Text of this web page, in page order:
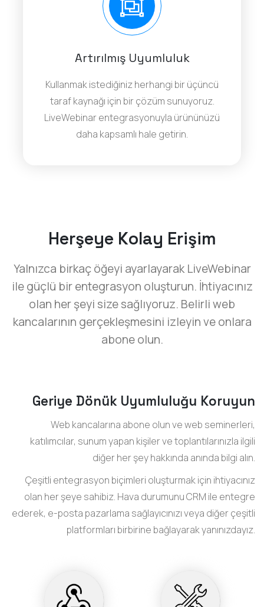
Artırılmış Uyumluluk
Kullanmak istediğiniz herhangi bir üçüncü
taraf kaynağı için bir çözüm sunuyoruz.
LiveWebinar entegrasyonuyla ürününüzü
daha kapsamlı hale getirin.
Herşeye Kolay Erişim
Yalnızca birkaç öğeyi ayarlayarak LiveWebinar
ile güçlü bir entegrasyon oluşturun. İhtiyacınız
olan her şeyi size sağlıyoruz. Belirli web
kancalarının gerçekleşmesini izleyin ve onlara
abone olun.
Geriye Dönük Uyumluluğu Koruyun
Web kancalarına abone olun ve web seminerleri,
katılımcılar, sunum yapan kişiler ve toplantılarınızla ilgili
diğer her şey hakkında anında bilgi alın.
Çeşitli entegrasyon biçimleri oluşturmak için ihtiyacınız
olan her şeye sahibiz. Hava durumunu CRM ile entegre
ederek, e-posta pazarlama sağlayıcınızı veya diğer çeşitli
platformları birbirine bağlayarak yanınızdayız.